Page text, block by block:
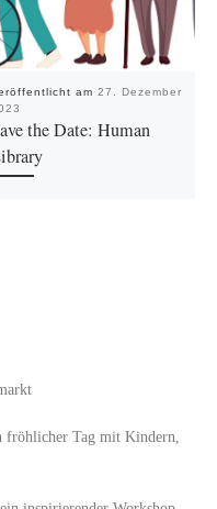
am 27. Dezember
the Date: Human
fröhlicher Tag mit Kindern,